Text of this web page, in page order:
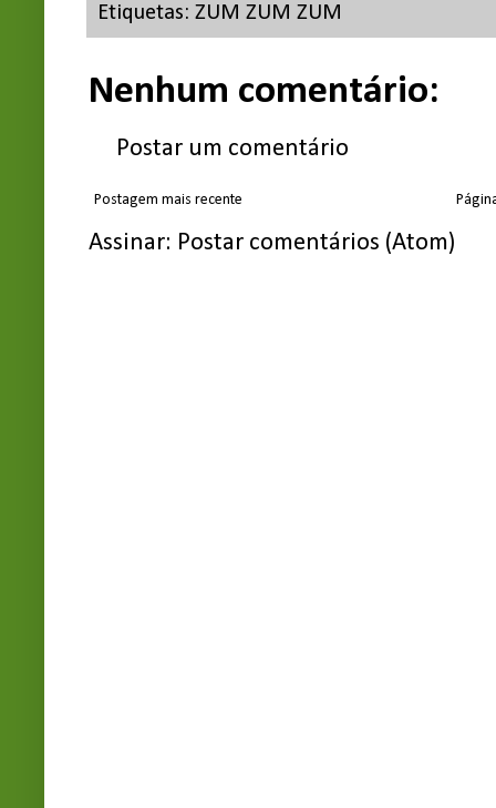
Etiquetas: ZUM ZUM ZUM
Nenhum comentário:
Postar um comentário
Postagem mais recente
Assinar: Postar comentários (Atom)